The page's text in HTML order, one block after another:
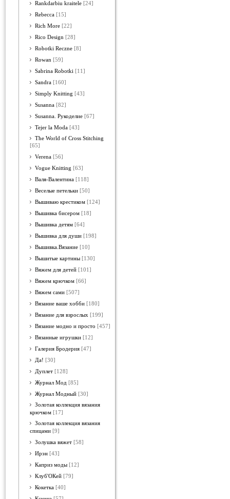
Rankdarbiu kraitele [24]
Rebecca [15]
Rich More [22]
Rico Design [28]
Robotki Reczne [8]
Rowan [59]
Sabrina Robotki [11]
Sandra [160]
Simply Knitting [43]
Susanna [82]
Susanna. Рукоделие [67]
Tejer la Moda [43]
The World of Cross Stitching
[65]
Verena [56]
Vogue Knitting [63]
Валя-Валентина [118]
Веселые петельки [50]
Вышиваю крестиком [124]
Вышивка бисером [18]
Вышивка детям [64]
Вышивка для души [198]
Вышивка.Вязание [10]
Вышитые картины [130]
Вяжем для детей [101]
Вяжем крючком [66]
Вяжем сами [507]
Вязание ваше хобби [180]
Вязание для взрослых [199]
Вязание модно и просто [457]
Вязанные игрушки [12]
Галерия Бродерия [47]
Да! [30]
Дуплет [128]
Журнал Мод [85]
Журнал Модный [30]
Золотая коллекция вязания
крючком [17]
Золотая коллекция вязания
спицами [9]
Золушка вяжет [58]
Ирэн [43]
Каприз моды [12]
Клуб'ОКей [79]
Кокетка [40]